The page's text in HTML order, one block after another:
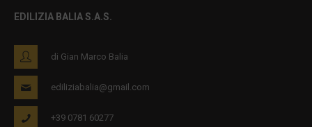
EDILIZIA BALIA S.A.S.
di Gian Marco Balia
ediliziabalia@gmail.com
+39 0781 60277